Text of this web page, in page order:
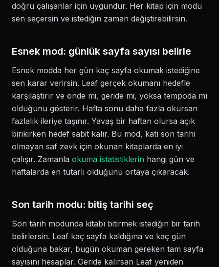
doğru çalışanlar için uygundur. Her kitap için modu
sen seçersin ve istediğin zaman değiştirebilirsin.
Esnek mod: günlük sayfa sayısı belirle
Esnek modda her gün kaç sayfa okumak istediğine
sen karar verirsin. Leaf gerçek okumanı hedefle
karşılaştırır ve önde mi, geride mi, yoksa tempoda mı
olduğunu gösterir. Hafta sonu daha fazla okursan
fazlalık ileriye taşınır. Yavaş bir haftan olursa açık
birikirken hedef sabit kalır. Bu mod, katı son tarihi
olmayan saf zevk için okunan kitaplarda en iyi
çalışır. Zamanla okuma istatistiklerin hangi gün ve
haftalarda en tutarlı olduğunu ortaya çıkaracak.
Son tarih modu: bitiş tarihi seç
Son tarih modunda kitabı bitirmek istediğin bir tarih
belirlersin. Leaf kaç sayfa kaldığına ve kaç gün
olduğuna bakar, bugün okuman gereken tam sayfa
sayısını hesaplar. Geride kalırsan Leaf yeniden